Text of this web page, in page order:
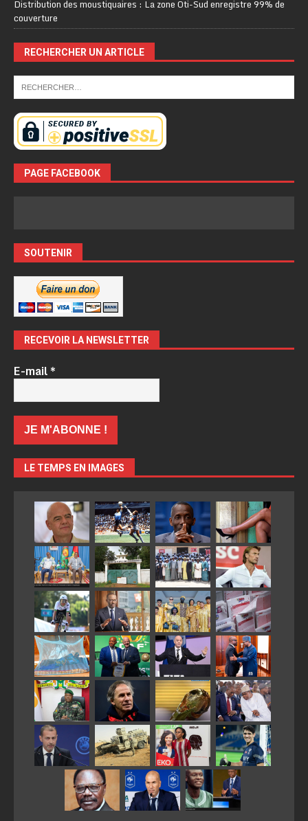
Distribution des moustiquaires : La zone Oti-Sud enregistre 99% de
couverture
RECHERCHER UN ARTICLE
PAGE FACEBOOK
SOUTENIR
RECEVOIR LA NEWSLETTER
E-mail*
LE TEMPS EN IMAGES